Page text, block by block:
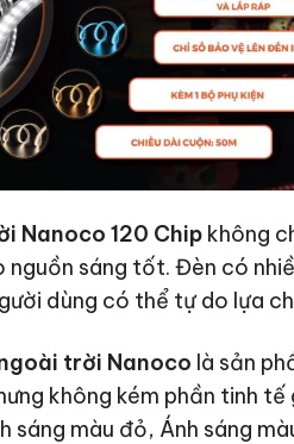
Nanoco 120 Chip không
sáng tốt. Đèn có
dùng có thể tự do lựa
trời Nanoco là sản
không kém phần tinh
sáng màu đỏ, Ánh sáng